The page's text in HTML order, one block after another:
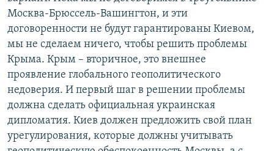
Москва-Брюссель-Вашингтон, и эти
договоренности не будут гарантированы Киевом,
мы не сделаем ничего, чтобы решить проблемы
Крыма. Крым – вторичное, это внешнее
проявление глобального геополитического
недоверия. И первый шаг в решении проблемы
должна сделать официальная украинская
дипломатия. Киев должен предложить свой план
урегулирования, которые должны учитывать